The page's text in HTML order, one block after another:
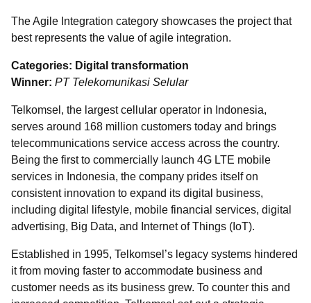
The Agile Integration category showcases the project that
best represents the value of agile integration.
Categories: Digital transformation
Winner: PT Telekomunikasi Selular
Telkomsel, the largest cellular operator in Indonesia,
serves around 168 million customers today and brings
telecommunications service access across the country.
Being the first to commercially launch 4G LTE mobile
services in Indonesia, the company prides itself on
consistent innovation to expand its digital business,
including digital lifestyle, mobile financial services, digital
advertising, Big Data, and Internet of Things (IoT).
Established in 1995, Telkomsel’s legacy systems hindered
it from moving faster to accommodate business and
customer needs as its business grew. To counter this and